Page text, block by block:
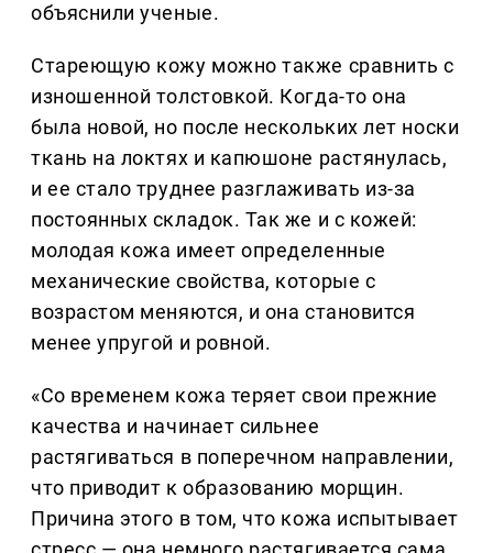
объяснили ученые.
Стареющую кожу можно также сравнить с
изношенной толстовкой. Когда-то она
была новой, но после нескольких лет носки
ткань на локтях и капюшоне растянулась,
и ее стало труднее разглаживать из-за
постоянных складок. Так же и с кожей:
молодая кожа имеет определенные
механические свойства, которые с
возрастом меняются, и она становится
менее упругой и ровной.
«Со временем кожа теряет свои прежние
качества и начинает сильнее
растягиваться в поперечном направлении,
что приводит к образованию морщин.
Причина этого в том, что кожа испытывает